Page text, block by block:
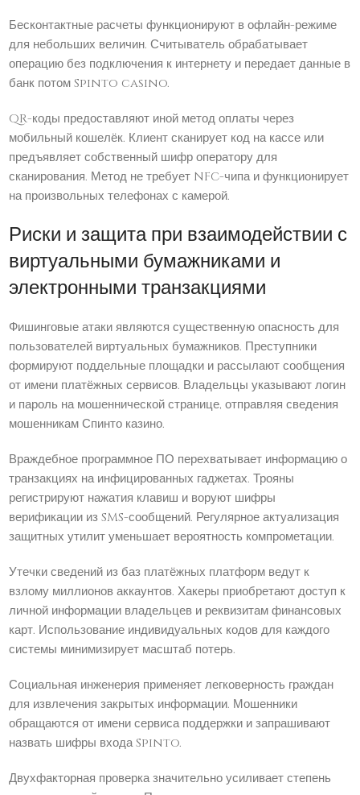
Бесконтактные расчеты функционируют в офлайн-режиме
для небольших величин. Считыватель обрабатывает
операцию без подключения к интернету и передает данные в
банк потом Spinto casino.
QR-коды предоставляют иной метод оплаты через
мобильный кошелёк. Клиент сканирует код на кассе или
предъявляет собственный шифр оператору для
сканирования. Метод не требует NFC-чипа и функционирует
на произвольных телефонах с камерой.
Риски и защита при взаимодействии с
виртуальными бумажниками и
электронными транзакциями
Фишинговые атаки являются существенную опасность для
пользователей виртуальных бумажников. Преступники
формируют поддельные площадки и рассылают сообщения
от имени платёжных сервисов. Владельцы указывают логин
и пароль на мошеннической странице, отправляя сведения
мошенникам Спинто казино.
Враждебное программное ПО перехватывает информацию о
транзакциях на инфицированных гаджетах. Трояны
регистрируют нажатия клавиш и воруют шифры
верификации из SMS-сообщений. Регулярное актуализация
защитных утилит уменьшает вероятность компрометации.
Утечки сведений из баз платёжных платформ ведут к
взлому миллионов аккаунтов. Хакеры приобретают доступ к
личной информации владельцев и реквизитам финансовых
карт. Использование индивидуальных кодов для каждого
системы минимизирует масштаб потерь.
Социальная инженерия применяет легковерность граждан
для извлечения закрытых информации. Мошенники
обращаются от имени сервиса поддержки и запрашивают
назвать шифры входа Spinto.
Двухфакторная проверка значительно усиливает степень